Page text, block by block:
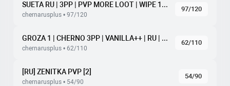
SUETA RU | 3PP | PVP MORE LOOT | WIPE 18.07
chernarusplus • 97/120
97/120
GROZA 1 | CHERNO 3PP | VANILLA++ | RU | PVP | WIPE 20.06
chernarusplus • 62/110
62/110
[RU] ZENITKA PVP [2]
chernarusplus • 54/90
54/90